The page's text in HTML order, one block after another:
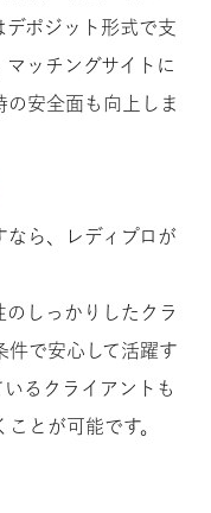
デポジット形式で支
ッチングサイトに
の安全面も向上しま
なら、レディプロが
のしっかりしたクラ
件で安心して活躍す
るクライアントも
とが可能です。